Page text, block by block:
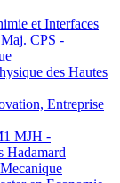
et Interfaces
CPS -
des Hautes
Entreprise
MJH -
Hadamard